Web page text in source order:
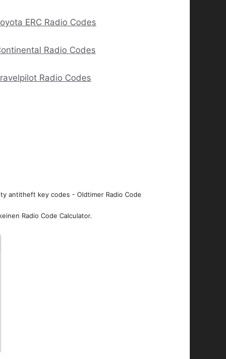
ERC Radio Codes
Radio Codes
Radio Codes
antitheft key codes - Oldtimer Radio Code
Radio Code Calculator.